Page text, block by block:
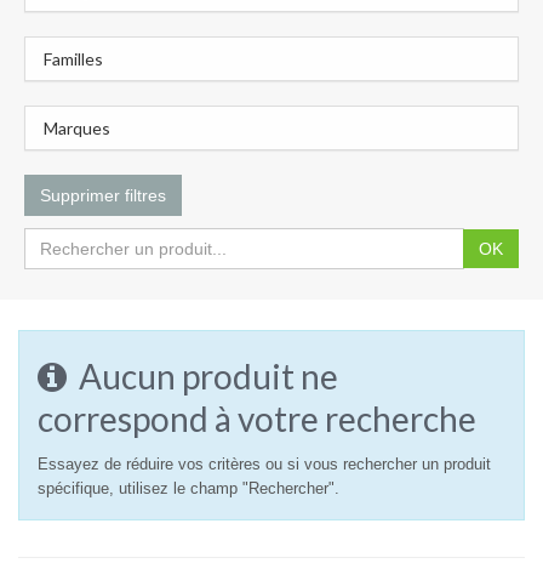
Familles
Marques
Supprimer filtres
OK
Aucun produit ne
correspond à votre recherche
Essayez de réduire vos critères ou si vous rechercher un produit
spécifique, utilisez le champ "Rechercher".